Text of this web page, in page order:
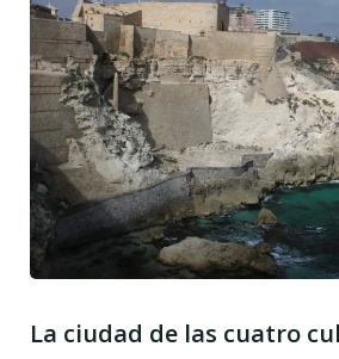
La ciudad de las cuatro